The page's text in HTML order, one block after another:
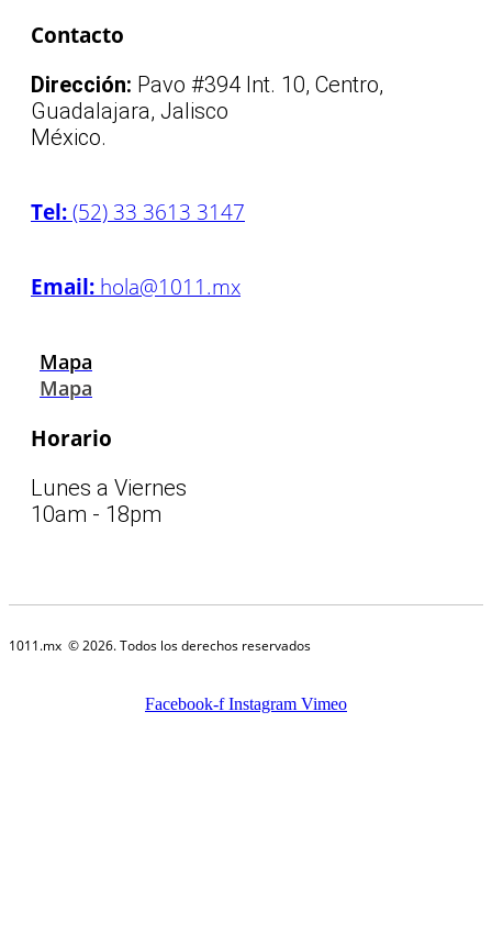
Contacto
Dirección: Pavo #394 Int. 10, Centro,
Guadalajara, Jalisco
México.
Tel:(52) 33 3613 3147
Email: hola@1011.mx
Mapa
Mapa
Horario
Lunes a Viernes
10am - 18pm
1011.mx © 2026. Todos los derechos reservados
Facebook-f Instagram Vimeo